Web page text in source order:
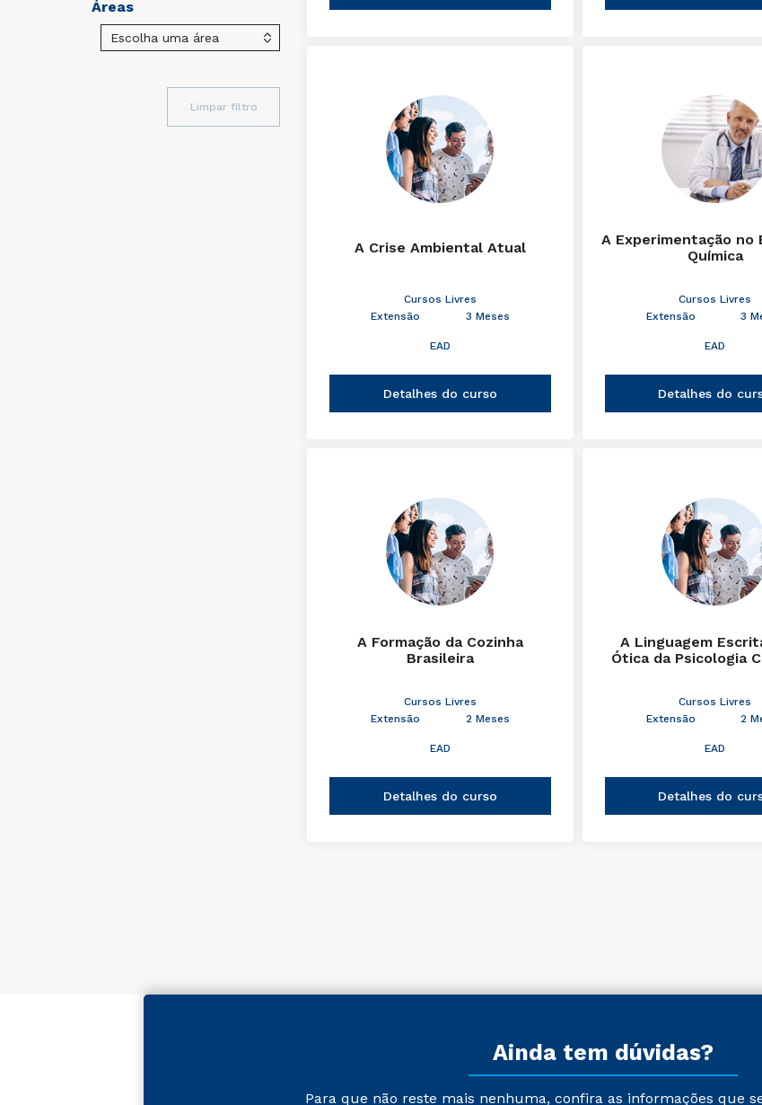
Áreas
Limpar filtro
A Crise Ambiental Atual
Cursos Livres
Extensão
3 Meses
EAD
Detalhes do curso
A Experimentação no
Química
Cursos Livres
Extensão
3
EAD
Detalhes do
A Formação da Cozinha
Brasileira
Cursos Livres
Extensão
2 Meses
EAD
Detalhes do curso
A Linguagem
Ótica da Psicologia
Cursos Livres
Extensão
2
EAD
Detalhes do
Ainda tem dúvidas?
Para que não reste mais nenhuma, confira as informações que